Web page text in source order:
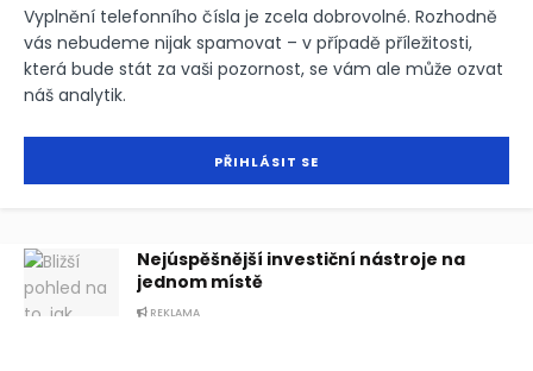
Vyplnění telefonního čísla je zcela dobrovolné. Rozhodně
vás nebudeme nijak spamovat – v případě příležitosti,
která bude stát za vaši pozornost, se vám ale může ozvat
náš analytik.
Nejúspěšnější investiční nástroje na
jednom místě
REKLAMA